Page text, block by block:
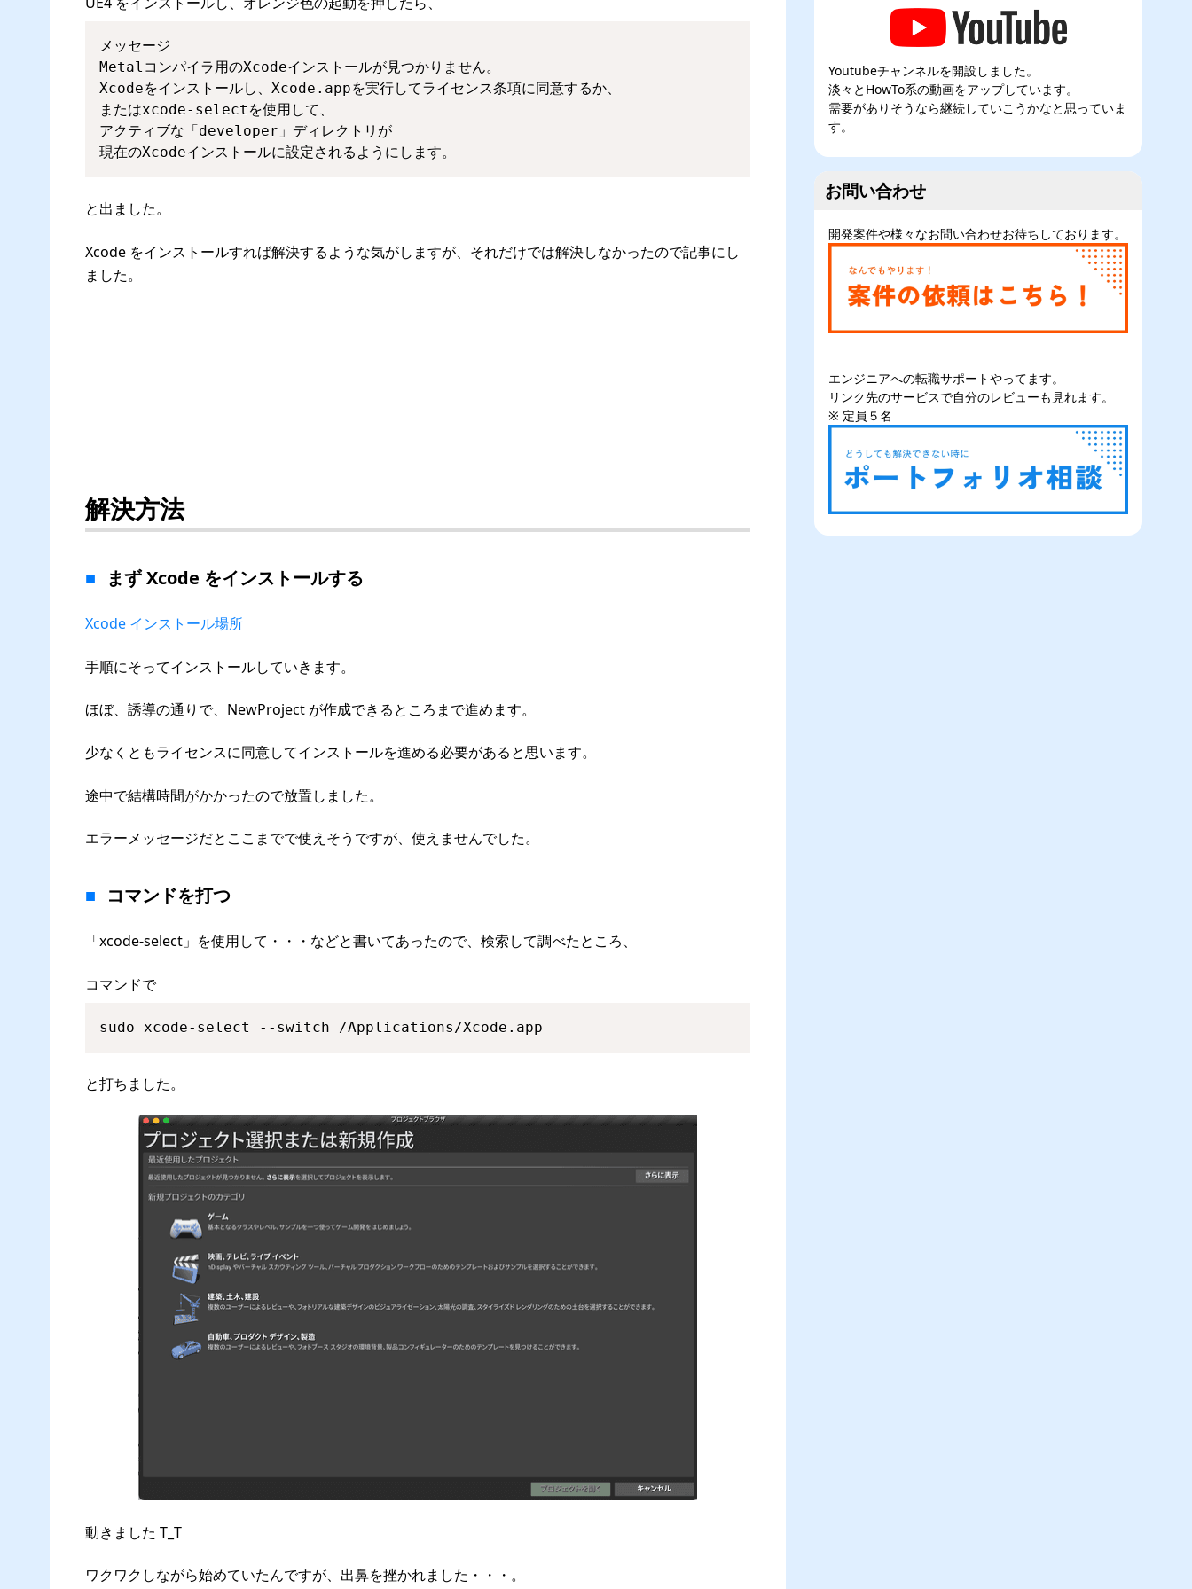
メッセージ
Metalコンパイラ用のXcodeインストールが見つかりません。
Xcodeをインストールし、Xcode.appを実行してライセンス条項に同意するか、
またはxcode-selectを使用して、
アクティブな「developer」ディレクトリが
現在のXcodeインストールに設定されるようにします。
と出ました。
Xcode をインストールすれば解決するような気がしますが、それだけでは解決しなかったので記事にし
ました。
解決方法
まず Xcode をインストールする
Xcode インストール場所
手順にそってインストールしていきます。
ほぼ、誘導の通りで、NewProject が作成できるところまで進めます。
少なくともライセンスに同意してインストールを進める必要があると思います。
途中で結構時間がかかったので放置しました。
エラーメッセージだとここまでで使えそうですが、使えませんでした。
コマンドを打つ
「xcode-select」を使用して・・・などと書いてあったので、検索して調べたところ、
コマンドで
sudo xcode-select --switch /Applications/Xcode.app
と打ちました。
動きました T_T
ワクワクしながら始めていたんですが、出鼻を挫かれました・・・。
Youtubeチャンネルを開設しました。
淡々とHowTo系の動画をアップしています。
需要がありそうなら継続していこうかなと思っていま
す。
お問い合わせ
開発案件や様々なお問い合わせお待ちしております。
エンジニアへの転職サポートやってます。
リンク先のサービスで自分のレビューも見れます。
※ 定員５名